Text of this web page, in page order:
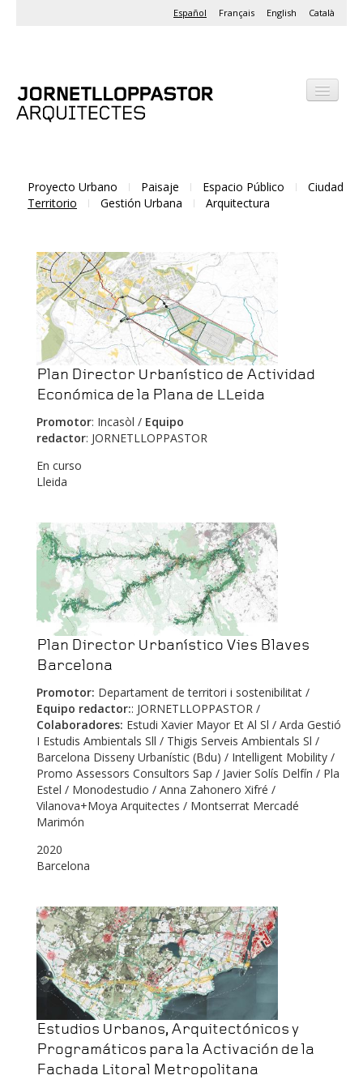
Català
English
Français
Español
Proyecto Urbano Paisaje Espacio Público
Ciudad
Territorio
Gestión Urbana Arquitectura
Plan Director Urbanístico de Actividad
Económica de la Plana de LLeida
Promotor: Incasòl / Equipo
redactor: JORNETLLOPPASTOR
En curso
Lleida
Plan Director Urbanístico Vies Blaves
Barcelona
Promotor: Departament de territori i sostenibilitat /
Equipo redactor:: JORNETLLOPPASTOR /
Colaboradores: Estudi Xavier Mayor Et Al Sl / Arda Gestió
I Estudis Ambientals Sll / Thigis Serveis Ambientals Sl /
Barcelona Disseny Urbanístic (Bdu) / Intelligent Mobility /
Promo Assessors Consultors Sap / Javier Solís Delfín / Pla
Estel / Monodestudio / Anna Zahonero Xifré /
Vilanova+Moya Arquitectes / Montserrat Mercadé
Marimón
2020
Barcelona
Estudios Urbanos, Arquitectónicos y
Programáticos para la Activación de la
Fachada Litoral Metropolitana